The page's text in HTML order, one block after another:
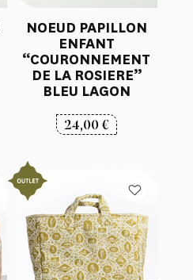
NOEUD PAPILLON
ENFANT
“COURONNEMENT
DE LA ROSIERE”
BLEU LAGON
24,00€